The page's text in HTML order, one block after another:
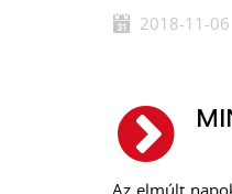
2018-11-06
Az elmúlt